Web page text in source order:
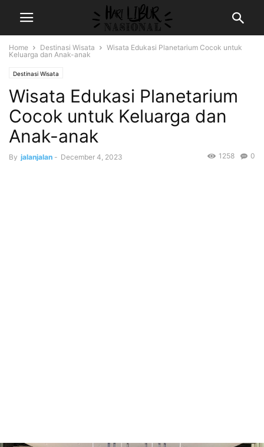
Home Destinasi Wisata
Wisata Edukasi Planetarium Cocok untuk
Keluarga dan Anak-anak
Destinasi Wisata
Wisata Edukasi Planetarium
Cocok untuk Keluarga dan
Anak-anak
By jalanjalan - December 4, 2023 0
1258